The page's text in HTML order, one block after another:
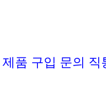
제품 구입 문의 직